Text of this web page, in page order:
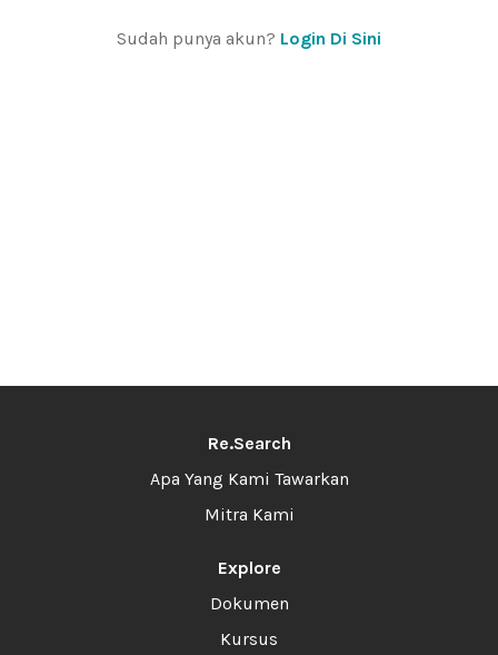
Sudah punya akun? Login Di Sini
Re.Search
Apa Yang Kami Tawarkan
Mitra Kami
Explore
Dokumen
Kursus